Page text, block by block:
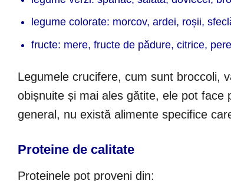
legume colorate: morcov, ardei, roșii,
fructe: mere, fructe de pădure, citrice,
Legumele crucifere, cum sunt broccoli,
obișnuite și mai ales gătite, ele pot
general, nu există alimente specifice
Proteine de calitate
Proteinele pot proveni din: